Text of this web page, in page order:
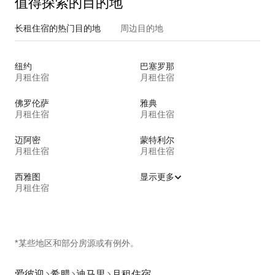
长租住宿的热门目的地 周边目的地
纽约
月租住宿
巴塞罗那
月租住宿
佛罗伦萨
月租住宿
雅典
月租住宿
迈阿密
月租住宿
蒙特利尔
月租住宿
西雅图
月租住宿
显示更多
*某些地区和部分房源或有例外。